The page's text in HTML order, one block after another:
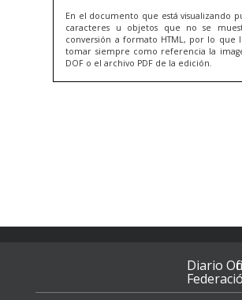
En el documento que está visualizando
caracteres u objetos que no se
conversión a formato HTML, por lo que
tomar siempre como referencia la
DOF o el archivo PDF de la edición.
Diario